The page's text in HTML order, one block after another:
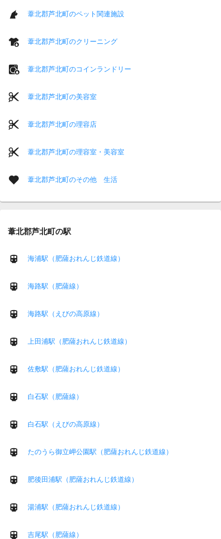
葦北郡芦北町のペット関連施設
葦北郡芦北町のクリーニング
葦北郡芦北町のコインランドリー
葦北郡芦北町の美容室
葦北郡芦北町の理容店
葦北郡芦北町の理容室・美容室
葦北郡芦北町のその他 生活
葦北郡芦北町の駅
海浦駅（肥薩おれんじ鉄道線）
海路駅（肥薩線）
海路駅（えびの高原線）
上田浦駅（肥薩おれんじ鉄道線）
佐敷駅（肥薩おれんじ鉄道線）
白石駅（肥薩線）
白石駅（えびの高原線）
たのうら御立岬公園駅（肥薩おれんじ鉄道線）
肥後田浦駅（肥薩おれんじ鉄道線）
湯浦駅（肥薩おれんじ鉄道線）
吉尾駅（肥薩線）